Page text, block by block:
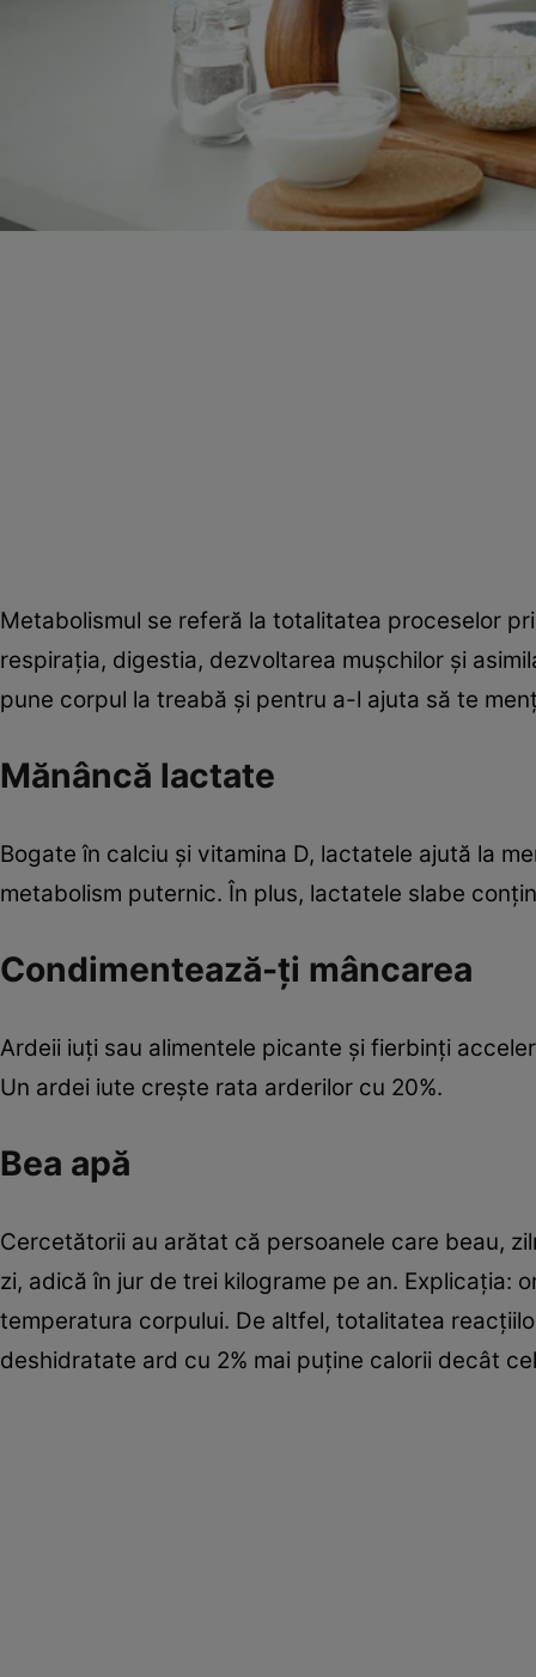
Metabolismul se referă la totalitatea proceselor
respiraţia, digestia, dezvoltarea muşchilor şi
pune corpul la treabă şi pentru a-l ajuta să te
Mănâncă lactate
Bogate în calciu şi vitamina D, lactatele ajută la
metabolism puternic. În plus, lactatele slabe
Condimentează-ţi mâncarea
Ardeii iuţi sau alimentele picante şi fierbinţi
Un ardei iute creşte rata arderilor cu 20%.
Bea apă
Cercetătorii au arătat că persoanele care beau,
zi, adică în jur de trei kilograme pe an. Explicaţia:
temperatura corpului. De altfel, totalitatea
deshidratate ard cu 2% mai puţine calorii decât